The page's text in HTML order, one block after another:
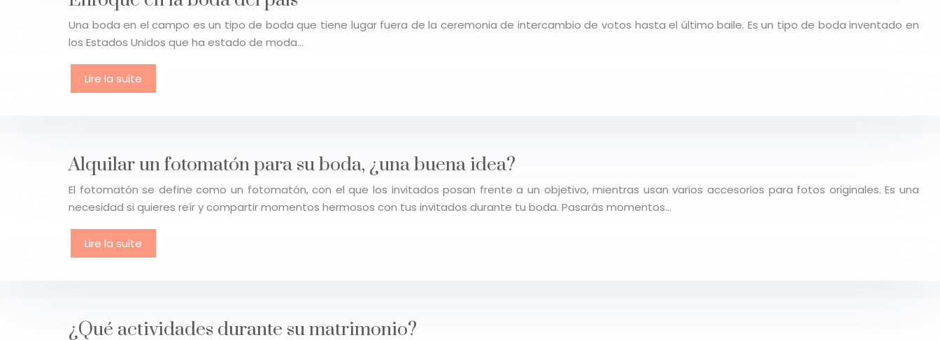
Una boda en el campo es un tipo de boda que tiene lugar fuera de la ceremonia de intercambio de votos hasta el último baile. Es un tipo de boda inventado en
los Estados Unidos que ha estado de moda…
Lire la suite
Alquilar un fotomatón para su boda, ¿una buena idea?
El fotomatón se define como un fotomatón, con el que los invitados posan frente a un objetivo, mientras usan varios accesorios para fotos originales. Es una
necesidad si quieres reír y compartir momentos hermosos con tus invitados durante tu boda. Pasarás momentos…
Lire la suite
¿Qué actividades durante su matrimonio?